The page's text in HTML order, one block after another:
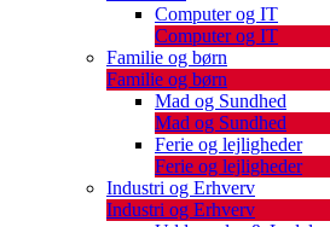
Computer og IT
Computer og IT
Familie og børn
Familie og børn
Mad og Sundhed
Mad og Sundhed
Ferie og lejligheder
Ferie og lejligheder
Industri og Erhverv
Industri og Erhverv